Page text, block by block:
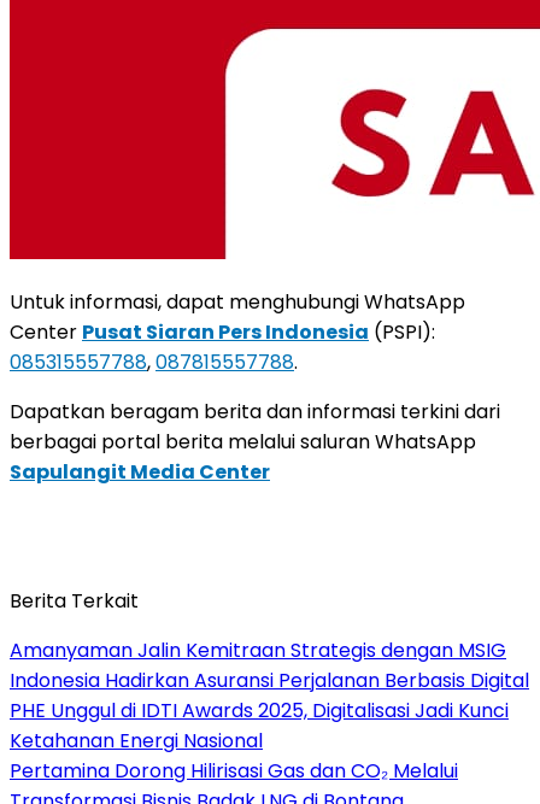
Untuk informasi, dapat menghubungi WhatsApp
Center Pusat Siaran Pers Indonesia (PSPI):
085315557788,087815557788.
Dapatkan beragam berita dan informasi terkini dari
berbagai portal berita melalui saluran WhatsApp
Sapulangit Media Center
Berita Terkait
Amanyaman Jalin Kemitraan Strategis dengan MSIG
Indonesia Hadirkan Asuransi Perjalanan Berbasis Digital
PHE Unggul di IDTI Awards 2025, Digitalisasi Jadi Kunci
Ketahanan Energi Nasional
Pertamina Dorong Hilirisasi Gas dan CO₂ Melalui